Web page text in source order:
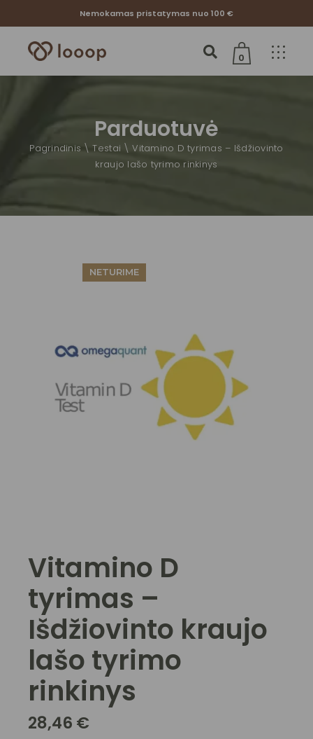
Nemokamas pristatymas nuo 100 €
0
Parduotuvė
Pagrindinis Testai
Vitamino D tyrimas – Išdžiovinto
kraujo lašo tyrimo rinkinys
NETURIME
Vitamino D
tyrimas –
Išdžiovinto kraujo
lašo tyrimo
rinkinys
28,46 €